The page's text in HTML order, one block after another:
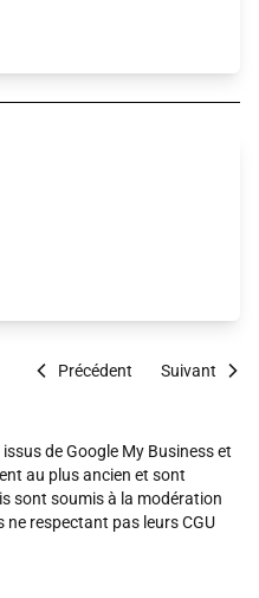
Précédent Suivant
de Google My Business et
au plus ancien et sont
sont soumis à la modération
respectant pas leurs CGU